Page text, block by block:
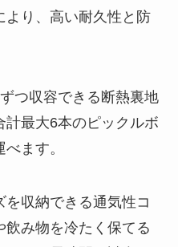
より、高い耐久性と防
つ収容できる断熱裏地
最大6本のピックルボ
ます。
収納できる通気性コ
飲み物を冷たく保てる